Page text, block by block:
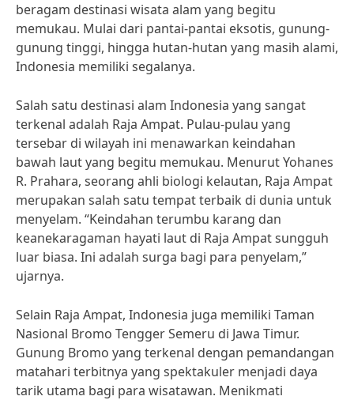
beragam destinasi wisata alam yang begitu
memukau. Mulai dari pantai-pantai eksotis, gunung-
gunung tinggi, hingga hutan-hutan yang masih alami,
Indonesia memiliki segalanya.
Salah satu destinasi alam Indonesia yang sangat
terkenal adalah Raja Ampat. Pulau-pulau yang
tersebar di wilayah ini menawarkan keindahan
bawah laut yang begitu memukau. Menurut Yohanes
R. Prahara, seorang ahli biologi kelautan, Raja Ampat
merupakan salah satu tempat terbaik di dunia untuk
menyelam. “Keindahan terumbu karang dan
keanekaragaman hayati laut di Raja Ampat sungguh
luar biasa. Ini adalah surga bagi para penyelam,”
ujarnya.
Selain Raja Ampat, Indonesia juga memiliki Taman
Nasional Bromo Tengger Semeru di Jawa Timur.
Gunung Bromo yang terkenal dengan pemandangan
matahari terbitnya yang spektakuler menjadi daya
tarik utama bagi para wisatawan. Menikmati